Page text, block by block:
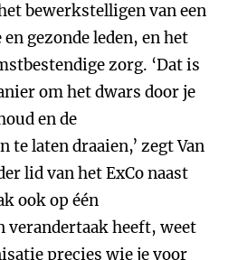
bewerkstelligen van een
gezonde leden, en het
zorg. ‘Dat is
om het dwars door je
en de
te laten draaien,’ zegt Van
lid van het ExCo naast
ook op één
verandertaak heeft, weet
precies wie je voor